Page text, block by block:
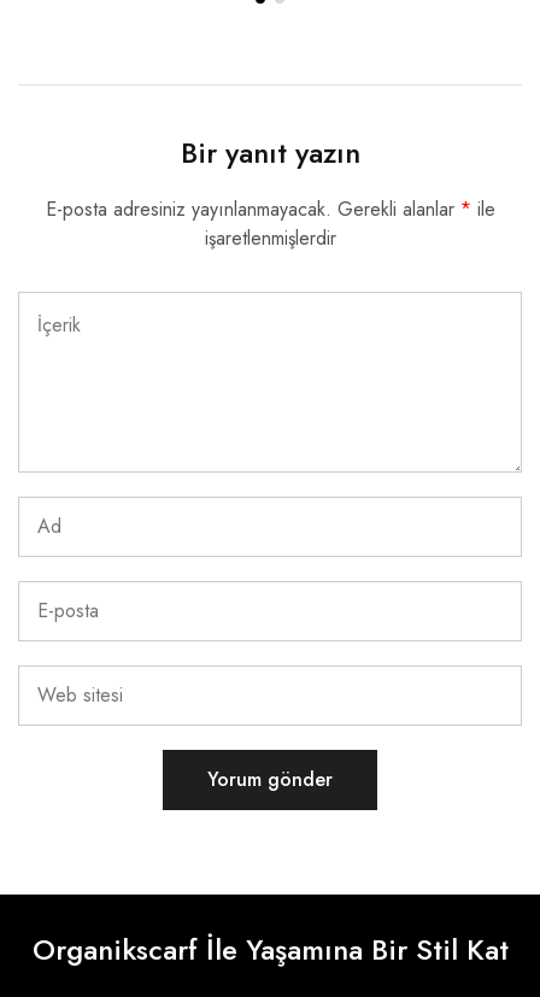
Bir yanıt yazın
E-posta adresiniz yayınlanmayacak. Gerekli alanlar * ile
işaretlenmişlerdir
Organikscarf İle Yaşamına Bir Stil Kat